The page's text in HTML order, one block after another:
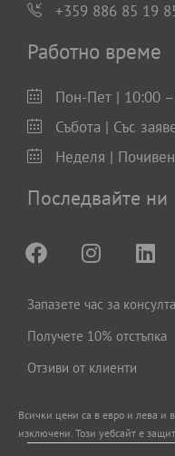
+359 886 85 19
Работно време
Пон-Пет | 10:00
Събота | Със
Неделя |
Последвайте ни
Запазете час за
Получете 10% отстъпка
Отзиви от клиенти
Всички цени са в евро и левa
изключени. Този уебсайт е